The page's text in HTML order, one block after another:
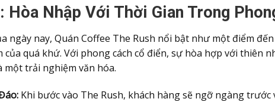
Hòa Nhập Với Thời Gian Trong
ngày nay, Quán Coffee The Rush nổi bật như một điểm
quá khứ. Với phong cách cổ điển, sự hòa hợp với thiên
một trải nghiệm văn hóa.
Khi bước vào The Rush, khách hàng sẽ ngỡ ngàng